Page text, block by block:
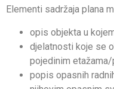
Elementi sadržaja plana
opis objekta u
djelatnosti koje se
pojedinim
popis opasnih